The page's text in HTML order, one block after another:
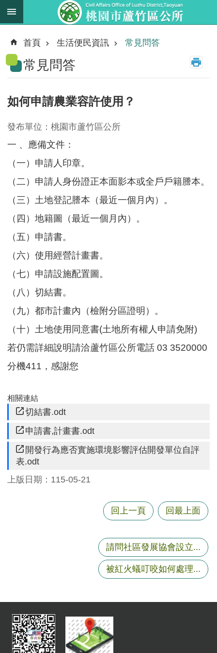
跳到主要內容區塊
新
消
息
務
職
規
資
進
搜
尋
蘆
竹
區
介
訊
息
公
生
活
便
民
資
機
回
首
頁
網
首頁 生活便民資訊 常見問答
常見問答
如何申請農業容許使用？
發布單位：桃園市蘆竹區公所
一 、應備文件：
（一）申請人印章。
（二）申請人身份證正本面影本或全戶戶籍謄本。
（三）土地登記謄本（最近一個月內）。
（四）地籍圖（最近一個月內）。
（五）申請書。
（六）使用經營計畫書。
（七）申請設施配置圖。
（八）切結書。
（九）都市計畫內（檢附分區證明）。
（十）土地使用同意書(土地所有權人申請免附)
若仍需詳細說明請洽蘆竹區公所電話 03 3520000
分機411，感謝您
相關連結
切結書.odt
申請書,計畫書.odt
開發行為應否實施環境影響評估開發單位自評
表.odt
上版日期：115-05-21
回上一頁 回最上面
請問社區發展協會設立...
被紅火蟻叮咬如何處理...